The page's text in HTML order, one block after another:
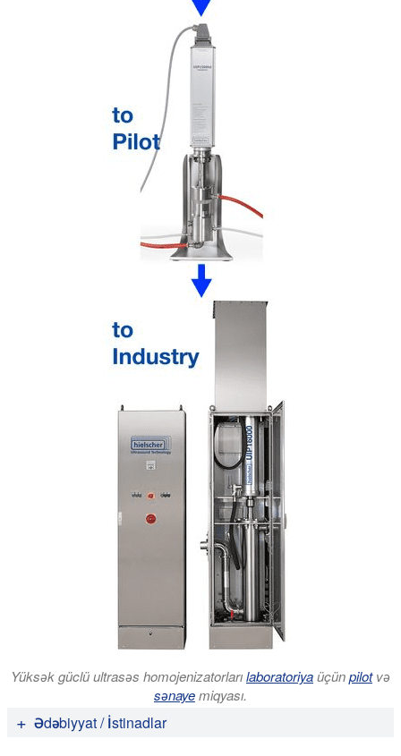
Yüksək güclü ultrasəs homojenizatorlarılaboratoriyaüçünpilotvə
sənayemiqyası.
Ədəbiyyat / İstinadlar